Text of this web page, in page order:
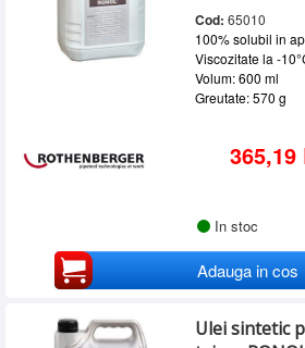
Cod: 65010
100% solubil in
Viscozitate la -
Volum: 600 ml
Greutate: 570 g
365,19
In stoc
Adauga in cos
Ulei sintetic